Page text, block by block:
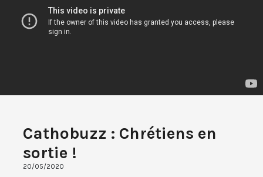
Cathobuzz : Chrétiens en
sortie !
20/05/2020